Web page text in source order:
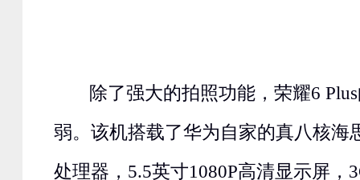
除了强大的拍照功能，荣耀6
弱。该机搭载了华为自家的真八核海
处理器，5.5英寸1080P高清显示屏，